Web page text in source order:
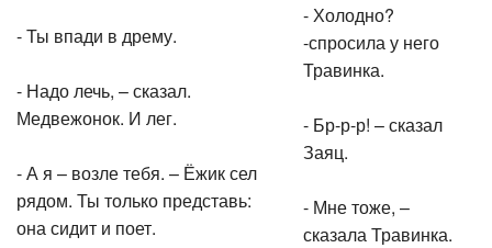
- Ты впади в дрему.
- Надо лечь, – сказал.
Медвежонок. И лег.
- А я – возле тебя. – Ёжик сел
рядом. Ты только представь:
она сидит и поет.
- Холодно?
-спросила у него
Травинка.
- Бр-р-р! – сказал
Заяц.
- Мне тоже, –
сказала Травинка.